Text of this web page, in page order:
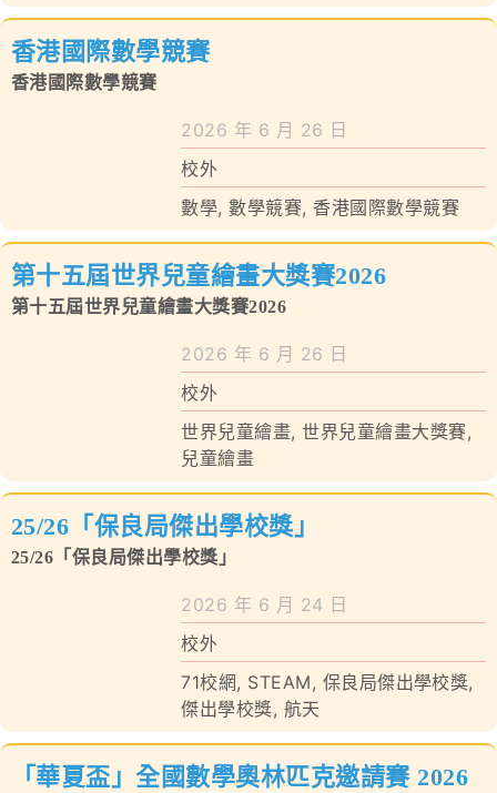
香港國際數學競賽
香港國際數學競賽
2026 年 6 月 26 日
校外
數學,數學競賽,香港國際數學競賽
第十五屆世界兒童繪畫大獎賽2026
第十五屆世界兒童繪畫大獎賽2026
2026 年 6 月 26 日
校外
世界兒童繪畫,世界兒童繪畫大獎賽,
兒童繪畫
25/26「保良局傑出學校獎」
25/26「保良局傑出學校獎」
2026 年 6 月 24 日
校外
71校網, STEAM, 保良局傑出學校獎,
傑出學校獎, 航天
「華夏盃」全國數學奧林匹克邀請賽 2026